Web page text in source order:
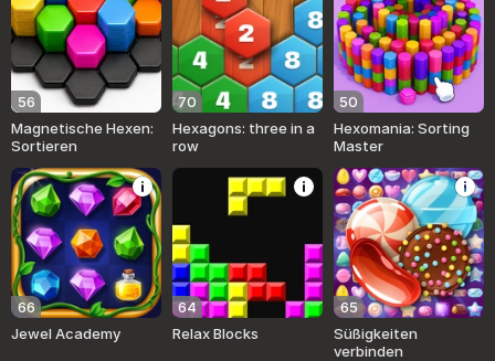
56
Magnetische Hexen:
Sortieren
70
Hexagons: three in a
row
50
Hexomania: Sorting
Master
66
Jewel Academy
64
Relax Blocks
65
Süßigkeiten
verbinden